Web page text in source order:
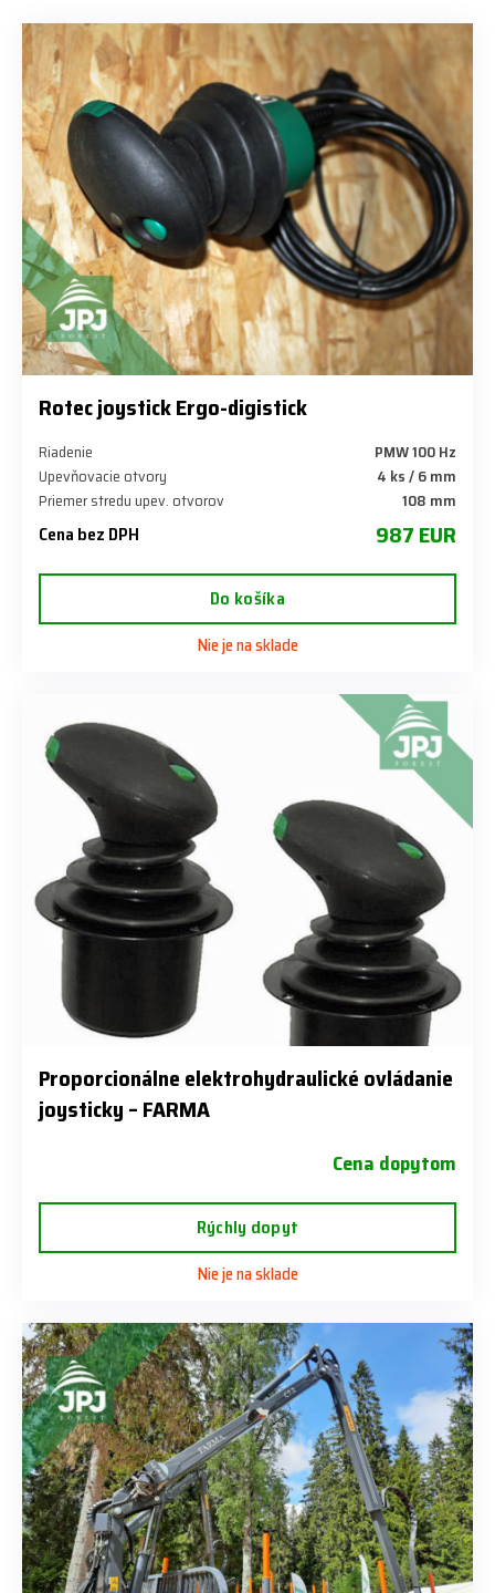
Rotec joystick Ergo-digistick
Riadenie
PMW 100 Hz
Upevňovacie otvory
4 ks / 6 mm
Priemer stredu upev. otvorov
108 mm
Cena bez DPH 987 EUR
Do košíka
Nie je na sklade
Proporcionálne elektrohydraulické ovládanie
joysticky – FARMA
Cena dopytom
Rýchly dopyt
Nie je na sklade